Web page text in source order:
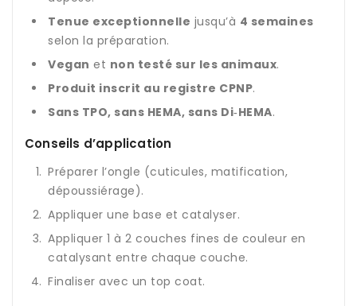
Tenue exceptionnelle jusqu’à 4 semaines
selon la préparation.
Vegan et non testé sur les animaux.
Produit inscrit au registre CPNP.
Sans TPO, sans HEMA, sans Di‑HEMA.
Conseils d’application
Préparer l’ongle (cuticules, matification,
dépoussiérage).
Appliquer une base et catalyser.
Appliquer 1 à 2 couches fines de couleur en
catalysant entre chaque couche.
Finaliser avec un top coat.